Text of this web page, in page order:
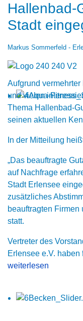
Hallenbad-
Stadt
Markus Sommerfeld -
Aufgrund
und vielen
Thema Hallenbad-
seinen aktuellen
In der Mitteilung
„Das beauftragte
auf Nachfrage
Stadt Erlensee
zusätzliches
beauftragten Firmen
statt.
Vertreter des
Erlensee e.V. haben
weiterlesen